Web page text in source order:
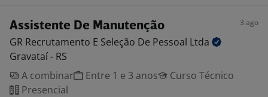
Assistente De Manutenção 3 ago
GR Recrutamento E Seleção De Pessoal Ltda
Gravataí - RS
A combinar
Entre 1 e 3 anos
Curso Técnico
Presencial